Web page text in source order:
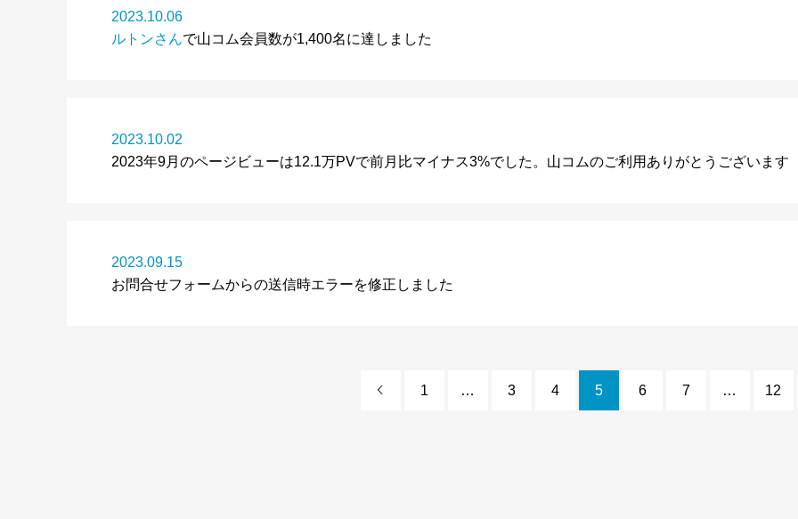
2023.10.06
ルトンさんで山コム会員数が1,400名に達しました
2023.10.02
2023年9月のページビューは12.1万PVで前月比マイナス3%でした。山コムのご利用ありがとうございます
2023.09.15
お問合せフォームからの送信時エラーを修正しました
 1 … 3 4 5 6 7 … 12